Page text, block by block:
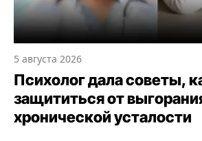
5 августа 2026
Психолог дала советы,
защититься от
хронической усталости